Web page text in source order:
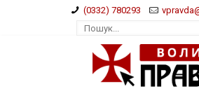
(0332) 780293